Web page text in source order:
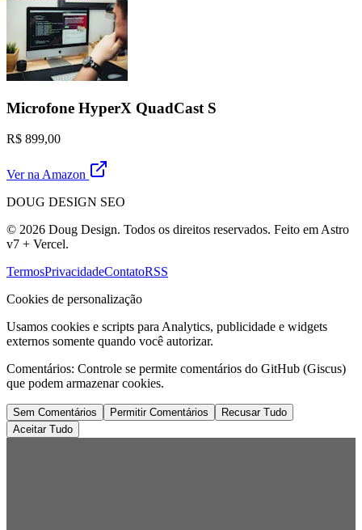
Microfone HyperX QuadCast S
R$ 899,00
Ver na Amazon
DOUG DESIGN SEO
© 2026 Doug Design. Todos os direitos reservados. Feito em Astro
v7 + Vercel.
TermosPrivacidadeContatoRSS
Cookies de personalização
Usamos cookies e scripts para Analytics, publicidade e widgets
externos somente quando você autorizar.
Comentários: Controle se permite comentários do GitHub (Giscus)
que podem armazenar cookies.
Sem Comentários Permitir Comentários
Recusar Tudo
Aceitar Tudo